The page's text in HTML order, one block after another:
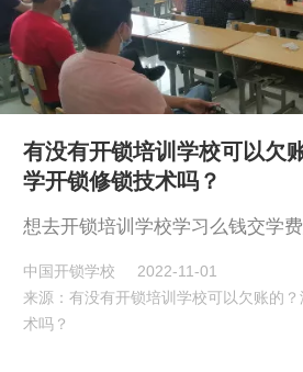
有没有开锁培训学校可以欠
学开锁修锁技术吗？
想去开锁培训学校学习么钱交学
中国开锁学校
2022-11-01
来源：有没有开锁培训学校可以欠账的
术吗？